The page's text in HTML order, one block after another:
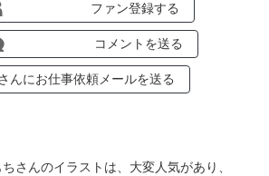
ファン登録する
コメントを送る
んにお仕事依頼メールを送る
さんのイラストは、大変人気があり、